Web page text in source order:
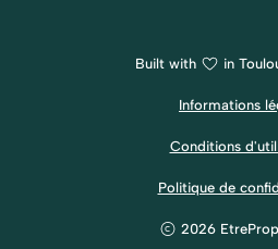
Built with in
Informations
Conditions
Politique de
2026